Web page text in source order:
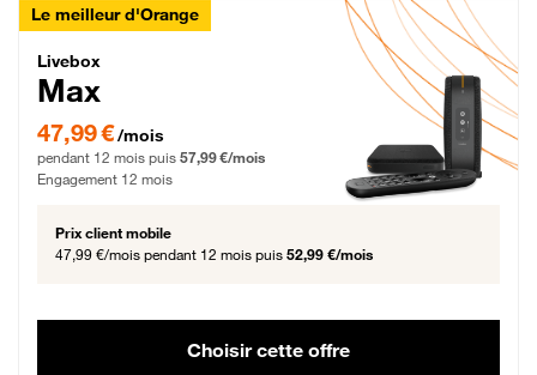
Le meilleur d'Orange
Livebox Max Fibre
Livebox
Max
47,99 € par mois pendant 12 mois puis 57,99 € par mois, Engagement 12 mois
47,99 €/mois
pendant 12 mois puis 57,99 €/mois
Engagement 12 mois
Prix client mobile
47,99 €/mois pendant 12 mois puis 52,99 €/mois
Choisir cette offre